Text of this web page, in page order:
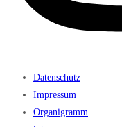
Datenschutz
Impressum
Organigramm